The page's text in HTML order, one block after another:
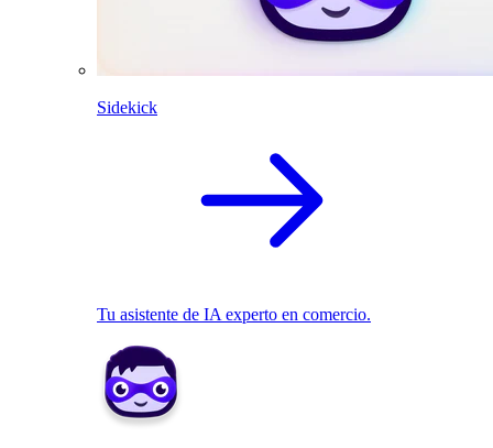
Sidekick
Tu asistente de IA experto en comercio.